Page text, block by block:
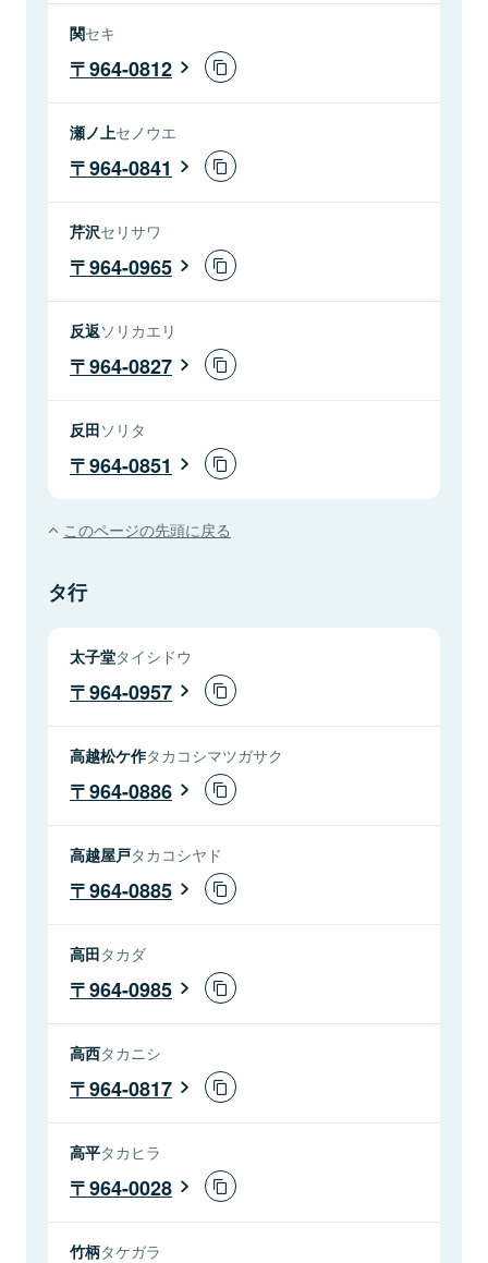
関セキ
964-0812
瀬ノ上セノウエ
964-0841
芹沢セリサワ
964-0965
反返ソリカエリ
964-0827
反田ソリタ
964-0851
このページの先頭に戻る
タ行
太子堂タイシドウ
964-0957
高越松ケ作タカコシマツガサク
964-0886
高越屋戸タカコシヤド
964-0885
高田タカダ
964-0985
高西タカニシ
964-0817
高平タカヒラ
964-0028
竹柄タケガラ